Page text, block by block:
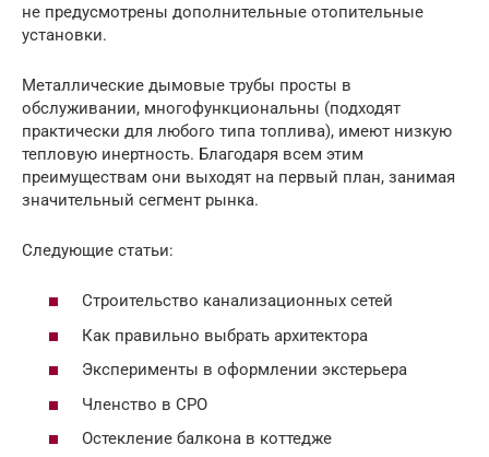
не предусмотрены дополнительные отопительные
установки.
Металлические дымовые трубы просты в
обслуживании, многофункциональны (подходят
практически для любого типа топлива), имеют низкую
тепловую инертность. Благодаря всем этим
преимуществам они выходят на первый план, занимая
значительный сегмент рынка.
Следующие статьи:
Строительство канализационных сетей
Как правильно выбрать архитектора
Эксперименты в оформлении экстерьера
Членство в СРО
Остекление балкона в коттедже